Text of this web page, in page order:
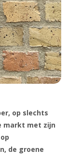
op slechts
markt met zijn
de groene